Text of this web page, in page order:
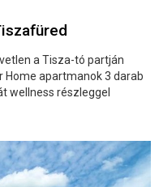
a Tisza-tó partján
apartmanok 3 darab
wellness részleggel